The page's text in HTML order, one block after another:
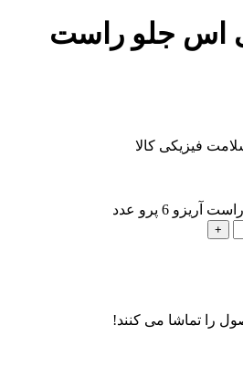
اس جلو راست
فیزیکی کالا
6 پرو عدد
را تماشا می کنند!